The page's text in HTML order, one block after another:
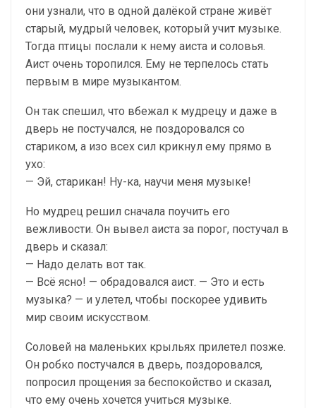
они узнали, что в одной далёкой стране живёт
старый, мудрый человек, который учит музыке.
Тогда птицы послали к нему аиста и соловья.
Аист очень торопился. Ему не терпелось стать
первым в мире музыкантом.
Он так спешил, что вбежал к мудрецу и даже в
дверь не постучался, не поздоровался со
стариком, а изо всех сил крикнул ему прямо в
ухо:
— Эй, старикан! Ну-ка, научи меня музыке!
Но мудрец решил сначала поучить его
вежливости. Он вывел аиста за порог, постучал в
дверь и сказал:
— Надо делать вот так.
— Всё ясно! — обрадовался аист. — Это и есть
музыка? — и улетел, чтобы поскорее удивить
мир своим искусством.
Соловей на маленьких крыльях прилетел позже.
Он робко постучался в дверь, поздоровался,
попросил прощения за беспокойство и сказал,
что ему очень хочется учиться музыке.